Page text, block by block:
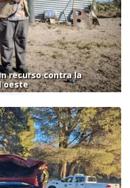
recurso contra la
oeste